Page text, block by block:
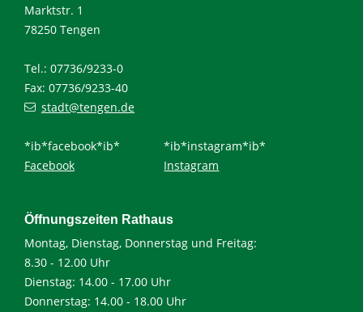
Marktstr. 1
78250 Tengen
Tel.: 07736/9233-0
Fax: 07736/9233-40
stadt@tengen.de
*ib*facebook*ib*
Facebook
*ib*instagram*ib*
Instagram
Öffnungszeiten Rathaus
Montag, Dienstag, Donnerstag und Freitag:
8.30 - 12.00 Uhr
Dienstag: 14.00 - 17.00 Uhr
Donnerstag: 14.00 - 18.00 Uhr